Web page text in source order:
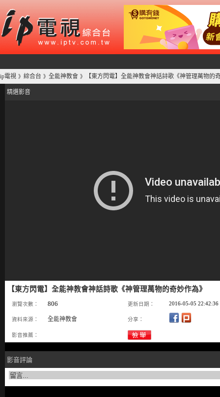
ip電視 》 綜合台 》 全能神教會 》 【東方閃電】全能神教會神話詩歌《神管理萬物的
精選影音
【東方閃電】全能神教會神話詩歌《神管理萬物的奇妙作為》
瀏覽次數： 806 更新日期： 2016-05-05 22:42:36
資料來源： 全能神教會 分享：
影音推薦：
影音評論